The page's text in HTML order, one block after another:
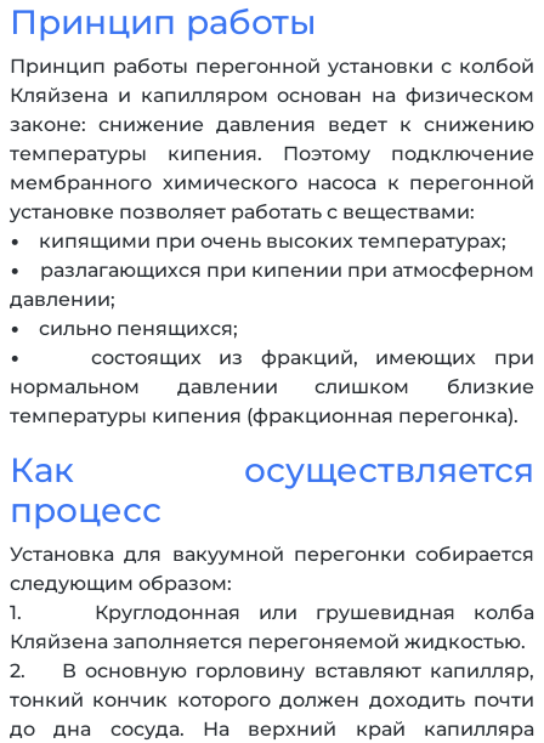
Принцип работы
Принцип работы перегонной установки с колбой
Кляйзена и капилляром основан на физическом
законе: снижение давления ведет к снижению
температуры кипения. Поэтому подключение
мембранного химического насоса к перегонной
установке позволяет работать с веществами:
• кипящими при очень высоких температурах;
• разлагающихся при кипении при атмосферном
давлении;
• сильно пенящихся;
• состоящих из фракций, имеющих при
нормальном давлении слишком близкие
температуры кипения (фракционная перегонка).
Как осуществляется
процесс
Установка для вакуумной перегонки собирается
следующим образом:
1. Круглодонная или грушевидная колба
Кляйзена заполняется перегоняемой жидкостью.
2. В основную горловину вставляют капилляр,
тонкий кончик которого должен доходить почти
до дна сосуда. На верхний край капилляра